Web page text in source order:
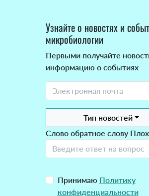
Узнайте о новостях и
микробиологии
Первыми получайте
информацию о событиях
Тип новостей
Слово обратное слову
Принимаю Политику
конфиденциальности